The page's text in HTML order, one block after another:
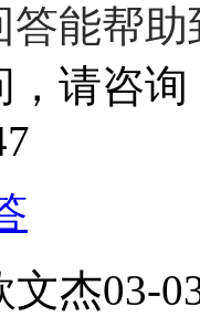
能帮
请咨询
文杰03-